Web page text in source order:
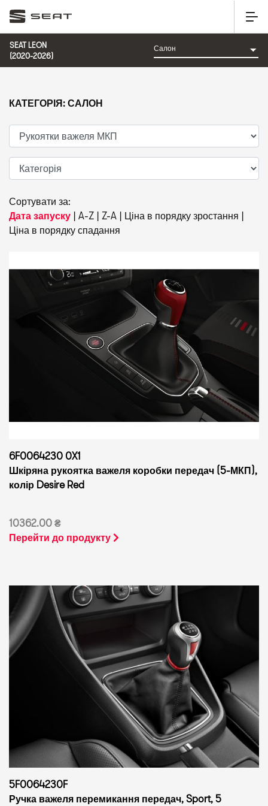
SEAT LEON
(2020-2026)
Сортувати за:
Дата запуску | A-Z | Z-A | Ціна в порядку зростання |
Ціна в порядку спадання
6F0064230 0X1
Шкіряна рукоятка важеля коробки передач (5-МКП),
колір Desire Red
10362.00 ₴
Перейти до продукту
5F0064230F
Ручка важеля перемикання передач, Sport, 5
КАТЕГОРІЯ: САЛОН